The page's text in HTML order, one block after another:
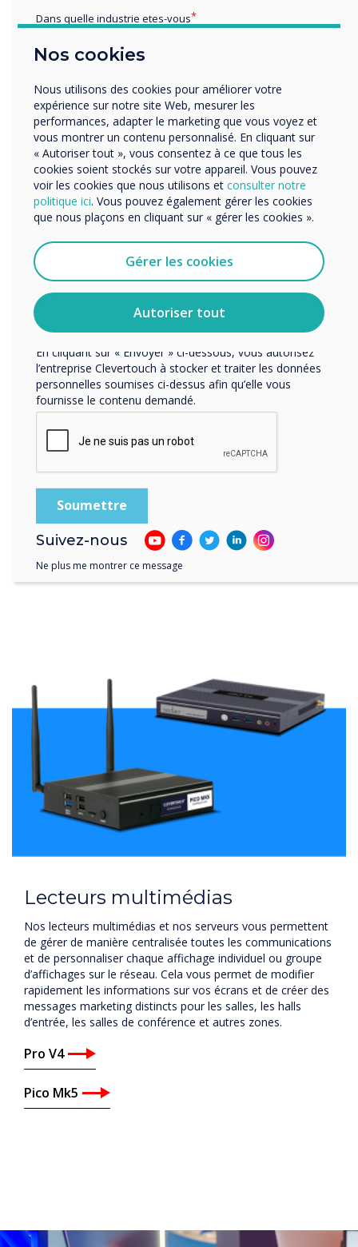
En savoir plus sur LiveRooms
Affichage commerciaux
accueillir vos clients aux affichages dans les salles intégrés
aux services d’information et de télévision, nos affichages
grand format sont conçus pour vous offrir des moyens de
communication uniques.
Lecteurs multimédias
Nos lecteurs multimédias et nos serveurs vous permettent
de gérer de manière centralisée toutes les communications
et de personnaliser chaque affichage individuel ou groupe
d’affichages sur le réseau. Cela vous permet de modifier
rapidement les informations sur vos écrans et de créer des
messages marketing distincts pour les salles, les halls
d’entrée, les salles de conférence et autres zones.
Pro V4
Pico Mk5
Nos cookies
Nous utilisons des cookies pour améliorer votre
expérience sur notre site Web, mesurer les
performances, adapter le marketing que vous voyez et
vous montrer un contenu personnalisé. En cliquant sur
« Autoriser tout », vous consentez à ce que tous les
cookies soient stockés sur votre appareil. Vous pouvez
voir les cookies que nous utilisons et consulter notre
politique ici. Vous pouvez également gérer les cookies
que nous plaçons en cliquant sur « gérer les cookies ».
Gérer les cookies
Autoriser tout
Dans quelle industrie etes-vous
Enterprise
Organisation Name
Nous aimerions vous contacter au sujet de nos produits
et services par e-mail, téléphone ou courrier.
J'accepte de recevoir des communications de
Clevertouch.
Vous pouvez vous désabonner de ces communications à
tout moment. Consultez notre Politique de confidentialité
pour en savoir plus sur nos modalités de
désabonnement, nos politiques de confidentialité et sur
notre engagement vis-à-vis de la protection et du respect
de la vie privée.
En cliquant sur « Envoyer » ci-dessous, vous autorisez
l’entreprise Clevertouch à stocker et traiter les données
personnelles soumises ci-dessus afin qu’elle vous
fournisse le contenu demandé.
Suivez-nous
Ne plus me montrer ce message